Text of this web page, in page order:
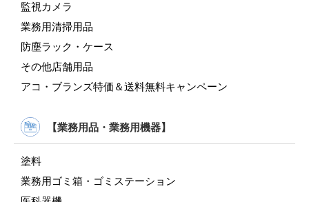
監視カメラ
業務用清掃用品
防塵ラック・ケース
その他店舗用品
アコ・ブランズ特価＆送料無料キャンペーン
【業務用品・業務用機器】
塗料
業務用ゴミ箱・ゴミステーション